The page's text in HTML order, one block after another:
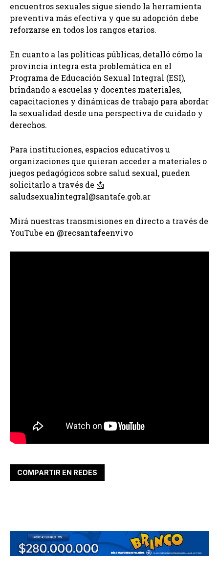
encuentros sexuales sigue siendo la herramienta
preventiva más efectiva y que su adopción debe
reforzarse en todos los rangos etarios.
En cuanto a las políticas públicas, detalló cómo la
provincia integra esta problemática en el
Programa de Educación Sexual Integral (ESI),
brindando a escuelas y docentes materiales,
capacitaciones y dinámicas de trabajo para abordar
la sexualidad desde una perspectiva de cuidado y
derechos.
Para instituciones, espacios educativos u
organizaciones que quieran acceder a materiales o
juegos pedagógicos sobre salud sexual, pueden
solicitarlo a través de 📩
saludsexualintegral@santafe.gob.ar
Mirá nuestras transmisiones en directo a través de
YouTube en @recsantafeenvivo
COMPARTIR EN REDES